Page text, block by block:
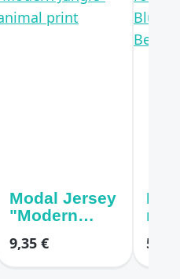
Modal Jersey
"Modern
animal print
9,35 €
mit
5,00